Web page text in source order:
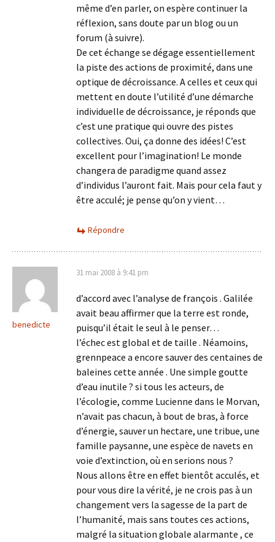
même d’en parler, on espère continuer la
réflexion, sans doute par un blog ou un
forum (à suivre).
De cet échange se dégage essentiellement
la piste des actions de proximité, dans une
optique de décroissance. A celles et ceux qui
mettent en doute l’utilité d’une démarche
individuelle de décroissance, je réponds que
c’est une pratique qui ouvre des pistes
collectives. Oui, ça donne des idées! C’est
excellent pour l’imagination! Le monde
changera de paradigme quand assez
d’individus l’auront fait. Mais pour cela faut y
être acculé; je pense qu’on y vient…
Répondre
benedicte
31 mai 2008 à 9:41 pm
d’accord avec l’analyse de françois . Galilée
avait beau affirmer que la terre est ronde,
puisqu’il était le seul à le penser…
l’échec est global et de taille . Néamoins,
grennpeace a encore sauver des centaines de
baleines cette année . Une simple goutte
d’eau inutile ? si tous les acteurs, de
l’écologie, comme Lucienne dans le Morvan,
n’avait pas chacun, à bout de bras, à force
d’énergie, sauver un hectare, une tribue, une
famille paysanne, une espèce de navets en
voie d’extinction, où en serions nous ?
Nous allons être en effet bientôt acculés, et
pour vous dire la vérité, je ne crois pas à un
changement vers la sagesse de la part de
l’humanité, mais sans toutes ces actions,
malgré la situation globale alarmante , ce